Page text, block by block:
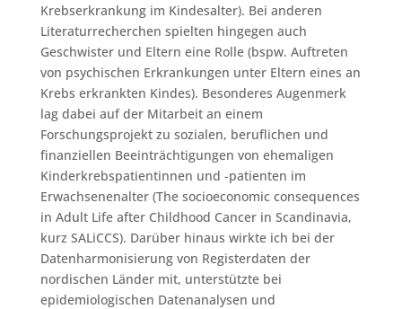
Krebserkrankung im Kindesalter). Bei anderen
Literaturrecherchen spielten hingegen auch
Geschwister und Eltern eine Rolle (bspw. Auftreten
von psychischen Erkrankungen unter Eltern eines an
Krebs erkrankten Kindes). Besonderes Augenmerk
lag dabei auf der Mitarbeit an einem
Forschungsprojekt zu sozialen, beruflichen und
finanziellen Beeinträchtigungen von ehemaligen
Kinderkrebspatientinnen und -patienten im
Erwachsenenalter (The socioeconomic consequences
in Adult Life after Childhood Cancer in Scandinavia,
kurz SALiCCS). Darüber hinaus wirkte ich bei der
Datenharmonisierung von Registerdaten der
nordischen Länder mit, unterstützte bei
epidemiologischen Datenanalysen und